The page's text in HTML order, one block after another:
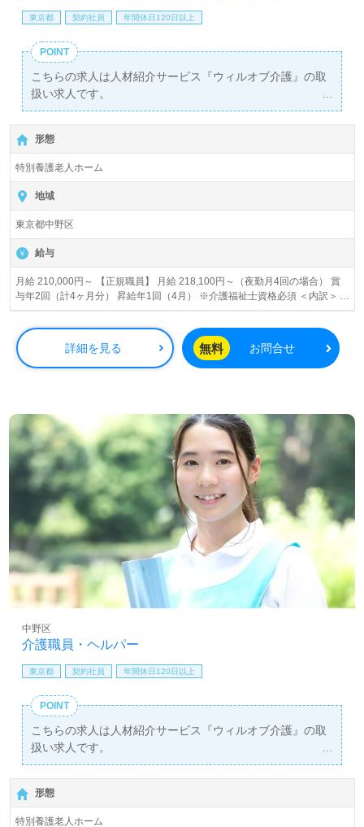
東京都 契約社員 年間休日120日以上
POINT
こちらの求人は人材紹介サービス『ウィルオブ介護』の取
扱い求人です。
詳細に関してお気軽にご相談ください♪
【無料】で皆さんの転職活動をサポートいたします。
形態
特別養護老人ホーム
地域
東京都中野区
給与
月給 210,000円～ 【正規職員】 月給 218,100円～（夜勤月4回の場合） 賞
与年2回（計4ヶ月分） 昇給年1回（4月） ※介護福祉士資格必須 ＜内訳＞
基本給：180,000円 （経験加算あり。1年で約5,000円） 夜勤手当：4,000円/
回 住宅手当：10,000円（一律） ＜その他手当＞ 扶養手当：配偶者18,100円
22歳までの子・孫、60歳以上の父母・祖父母・特別障碍者4,000円 （配偶者
がいない場合は、22歳までの子・孫は18,100円） 交通費：上限月50,000円
【JOB型正規職員】 月給 200,000円～（夜勤月4回の場合） 賞与年2回（計2
当：5,000円/回 住宅手当：10,000円（一律） ＜その他手当＞ 扶養手当：配
偶者18,100円 22歳までの子・孫、60歳以上の父母・祖父母・特別障碍者
4,000円 （配偶者がいない場合は、22歳までの子・孫は18,100円） 交通
費：上限月50,000円 ※試用期間 3ヶ月 正社員時と給与形態は変わりませ
ん。 賞与あり 昇給あり
詳細を見る 無料 お問合せ
介護職員・ヘルパー
中野区
東京都 契約社員 年間休日120日以上
POINT
こちらの求人は人材紹介サービス『ウィルオブ介護』の取
扱い求人です。
詳細に関してお気軽にご相談ください♪
【無料】で皆さんの転職活動をサポートいたします。
形態
特別養護老人ホーム